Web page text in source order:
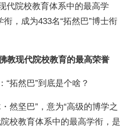
代院校教育体系中的最高学
衔，成为433名“拓然巴”博士衔
现代院校教育的最高荣誉
然巴”到底是个啥？
坚巴”，意为“高级的博学之
校教育体系中的最高学衔，是